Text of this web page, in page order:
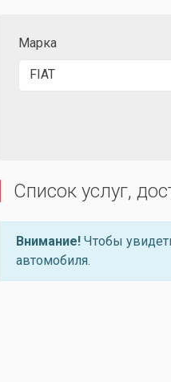
Марка
FIAT
Список услуг,
Внимание! Чтобы
автомобиля.